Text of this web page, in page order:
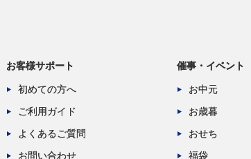
お客様サポート
初めての方へ
ご利用ガイド
よくあるご質問
お問い合わせ
催事・イベント
お中元
お歳暮
おせち
福袋